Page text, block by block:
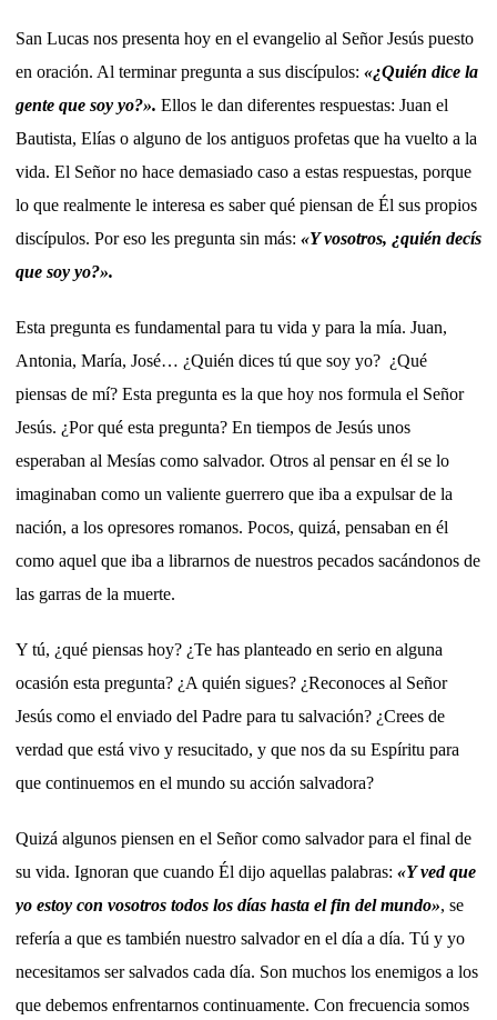
San Lucas nos presenta hoy en el evangelio al Señor Jesús puesto
en oración. Al terminar pregunta a sus discípulos: «¿Quién dice la
gente que soy yo?». Ellos le dan diferentes respuestas: Juan el
Bautista, Elías o alguno de los antiguos profetas que ha vuelto a la
vida. El Señor no hace demasiado caso a estas respuestas, porque
lo que realmente le interesa es saber qué piensan de Él sus propios
discípulos. Por eso les pregunta sin más: «Y vosotros, ¿quién decís
que soy yo?».
Esta pregunta es fundamental para tu vida y para la mía. Juan,
Antonia, María, José… ¿Quién dices tú que soy yo? ¿Qué
piensas de mí? Esta pregunta es la que hoy nos formula el Señor
Jesús. ¿Por qué esta pregunta? En tiempos de Jesús unos
esperaban al Mesías como salvador. Otros al pensar en él se lo
imaginaban como un valiente guerrero que iba a expulsar de la
nación, a los opresores romanos. Pocos, quizá, pensaban en él
como aquel que iba a librarnos de nuestros pecados sacándonos de
las garras de la muerte.
Y tú, ¿qué piensas hoy? ¿Te has planteado en serio en alguna
ocasión esta pregunta? ¿A quién sigues? ¿Reconoces al Señor
Jesús como el enviado del Padre para tu salvación? ¿Crees de
verdad que está vivo y resucitado, y que nos da su Espíritu para
que continuemos en el mundo su acción salvadora?
Quizá algunos piensen en el Señor como salvador para el final de
su vida. Ignoran que cuando Él dijo aquellas palabras: «Y ved que
yo estoy con vosotros todos los días hasta el fin del mundo», se
refería a que es también nuestro salvador en el día a día. Tú y yo
necesitamos ser salvados cada día. Son muchos los enemigos a los
que debemos enfrentarnos continuamente. Con frecuencia somos